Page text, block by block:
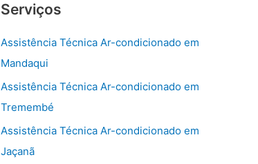
Serviços
Assistência Técnica Ar-condicionado em
Mandaqui
Assistência Técnica Ar-condicionado em
Tremembé
Assistência Técnica Ar-condicionado em
Jaçanã